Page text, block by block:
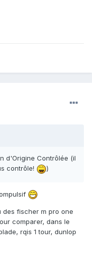
d'Origine Contrôlée (il
contrôle!
)
des fischer m pro one
comparer, dans le
rqis 1 tour, dunlop